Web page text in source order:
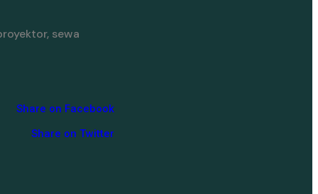
sewa
Share on Facebook
Share on Twitter